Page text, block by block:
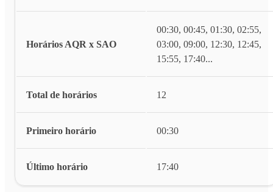
Horários AQR x SAO
00:30, 00:45, 01:30, 02:55,
03:00, 09:00, 12:30, 12:45,
15:55, 17:40...
Total de horários 12
Primeiro horário 00:30
Último horário 17:40